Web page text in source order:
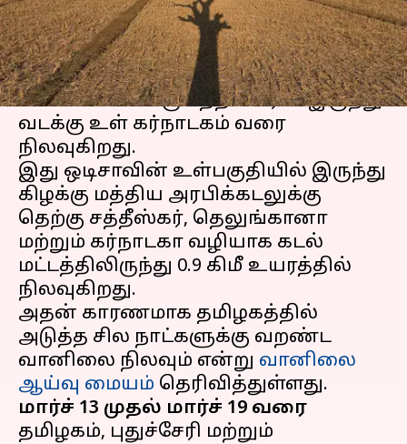
செய்தி முன்னோட்டம்
நேற்றையகாற்றழுத்த தாழ்வு
மண்டலம்வடக்கு சத்தீஸ்கரில் இருந்து
வடக்கு உள் கர்நாடகம் வரை
நிலவுகிறது.
இது ஒடிசாவின் உள்பகுதியில் இருந்து
கிழக்கு மத்திய அரபிக்கடலுக்கு
தெற்கு சத்தீஸ்கர், தெலுங்கானா
மற்றும் கர்நாடகா வழியாக கடல்
மட்டத்திலிருந்து 0.9 கிமீ உயரத்தில்
நிலவுகிறது.
அதன் காரணமாக தமிழகத்தில்
அடுத்த சில நாட்களுக்கு வறண்ட
வானிலை நிலவும் என்று வானிலை
ஆய்வு மையம்
மார்ச் 13 முதல் மார்ச் 19 வரை
தமிழகம், புதுச்சேரி மற்றும்